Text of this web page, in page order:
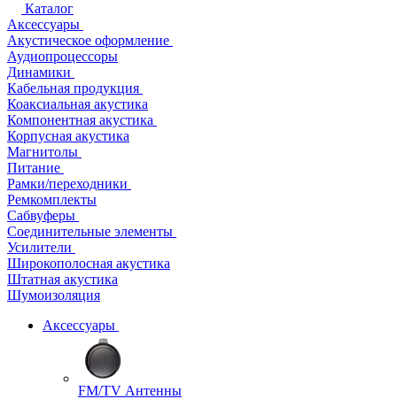
Каталог
Аксессуары
Акустическое оформление
Аудиопроцессоры
Динамики
Кабельная продукция
Коаксиальная акустика
Компонентная акустика
Корпусная акустика
Магнитолы
Питание
Рамки/переходники
Ремкомплекты
Сабвуферы
Соединительные элементы
Усилители
Широкополосная акустика
Штатная акустика
Шумоизоляция
Аксессуары
FM/TV Антенны